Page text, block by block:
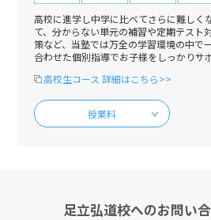
高校に進学し中学に比べてさらに難しく
て、分からない単元の補習や定期テスト
策など、当塾では万全の学習環境の中で
合わせた個別指導でお子様をしっかりサ
高校生コース 詳細はこちら>>
授業料
足立弘道校へのお問い